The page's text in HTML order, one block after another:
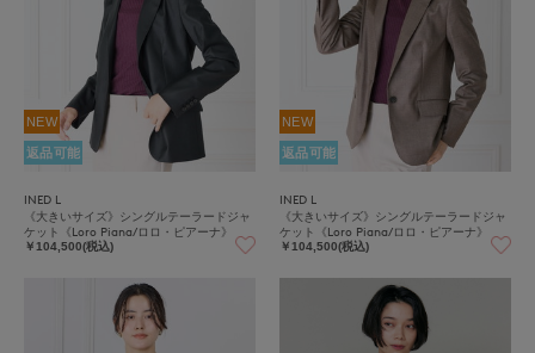
NEW
返品可能
INED L
《大きいサイズ》シングルテーラードジャ
ケット《Loro Piana/ロロ・ピアーナ》
￥104,500(税込)
NEW
返品可能
INED L
《大きいサイズ》シングルテーラードジャ
ケット《Loro Piana/ロロ・ピアーナ》
￥104,500(税込)